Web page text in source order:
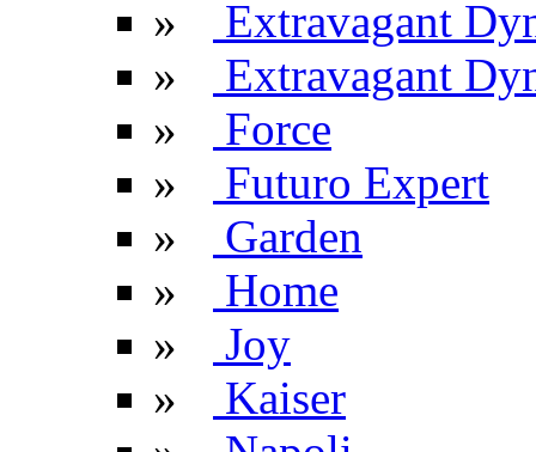
»
Extravagant
»
Extravagant
»
Force
»
Futuro Expert
»
Garden
»
Home
»
Joy
»
Kaiser